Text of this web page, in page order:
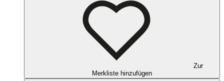
Zur
Merkliste hinzufügen